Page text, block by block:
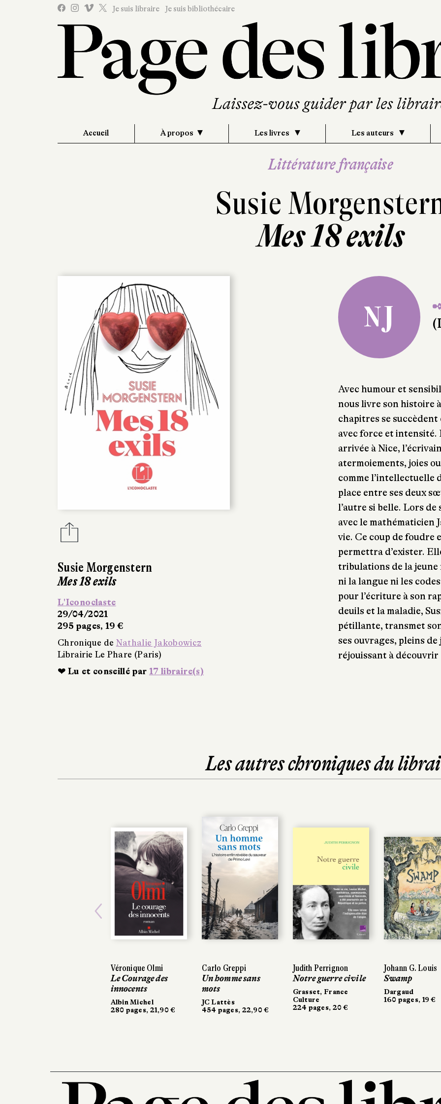
Je suis libraire Je suis bibliothécaire
Accueil À propos Les livres Les auteurs
Littérature française
Susie
Mes 18 exils
Susie Morgenstern
Mes 18 exils
L'Iconoclaste
29/04/2021
295 pages, 19 €
Chronique de Nathalie Jakobowicz
Librairie Le Phare (Paris)
❤ Lu et conseillé par 17 libraire(s)
NJ
Avec humour et
nous livre son histoire
chapitres se succèdent
avec force et intensité.
arrivée à Nice,
atermoiements, joies
comme l’intellectuelle
place entre ses deux
l’autre si belle. Lors
avec le mathématicien
vie. Ce coup de
permettra d’exister.
tribulations de la jeune
ni la langue ni les
pour l’écriture à son
deuils et la maladie,
pétillante, transmet
ses ouvrages, pleins
réjouissant à découvrir
Les autres chroniques du
Véronique Olmi
Le Courage des
innocents
Albin Michel
280 pages, 21,90 €
Carlo Greppi
Un homme sans
mots
JC Lattès
454 pages, 22,90 €
Judith Perrignon
Notre guerre civile
Grasset, France
Culture
224 pages, 20 €
Johann G. Louis
Swamp
Dargaud
160 pages, 19 €
Previous